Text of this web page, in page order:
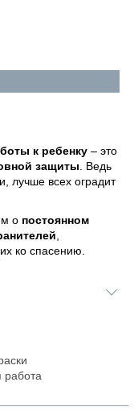
к ребенку – это
защиты. Ведь
лучше всех оградит
о постоянном
,
ко спасению.
работа